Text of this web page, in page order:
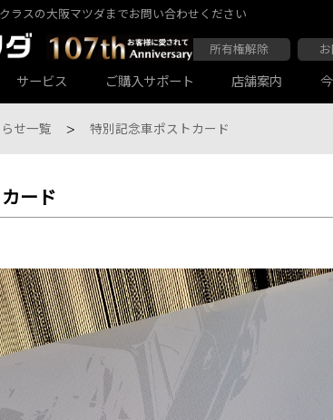
ラスの大阪マツダまでお問い合わせください
所有権解除
サービス
マツダ自動車保険スカイプラス
ご購入サポート 店舗案内
大阪マツダ 関目高殿本店
せ一覧 特別記念車ポストカード
ード